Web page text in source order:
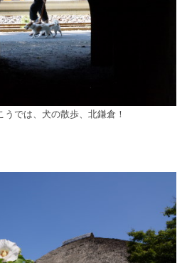
では、犬の散歩、北鎌倉！